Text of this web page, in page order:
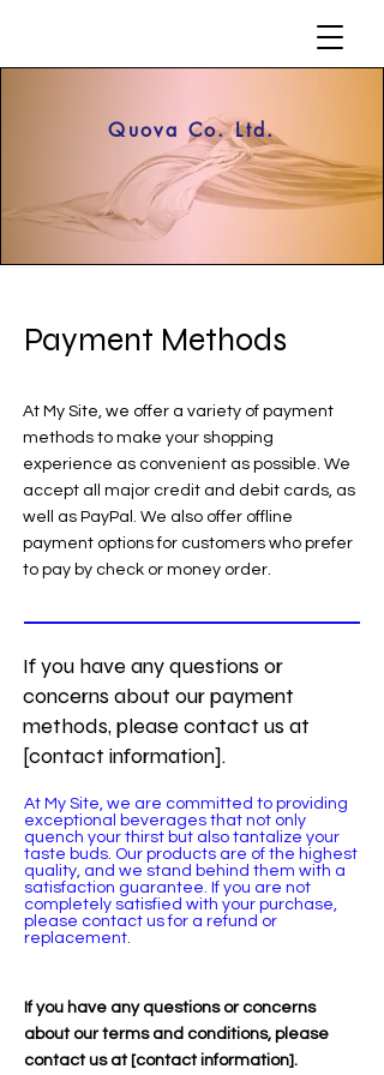
Quova Co. Ltd.
Payment Methods
At My Site, we offer a variety of payment
methods to make your shopping
experience as convenient as possible. We
accept all major credit and debit cards, as
well as PayPal. We also offer offline
payment options for customers who prefer
to pay by check or money order.
If you have any questions or
concerns about our payment
methods, please contact us at
[contact information].
At My Site, we are committed to providing
exceptional beverages that not only
quench your thirst but also tantalize your
taste buds. Our products are of the highest
quality, and we stand behind them with a
satisfaction guarantee. If you are not
completely satisfied with your purchase,
please contact us for a refund or
replacement.
If you have any questions or concerns
about our terms and conditions, please
contact us at [contact information].